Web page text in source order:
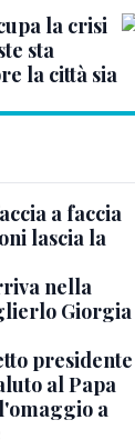
la crisi
sta
la città sia
a faccia
lascia la
nella
Giorgia
presidente
al Papa
a